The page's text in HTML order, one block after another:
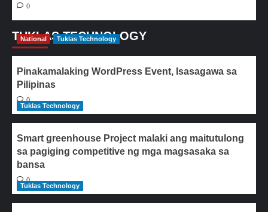
0
TUKLAS TECHNOLOGY
National Tuklas Technology
Pinakamalaking WordPress Event, Isasagawa sa
Pilipinas
0
Tuklas Technology
Smart greenhouse Project malaki ang maitutulong
sa pagiging competitive ng mga magsasaka sa
bansa
0
Tuklas Technology